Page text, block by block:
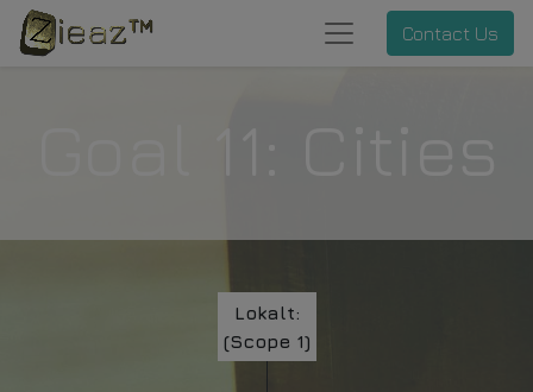
Contact Us
Lokalt:
(Scope 1)